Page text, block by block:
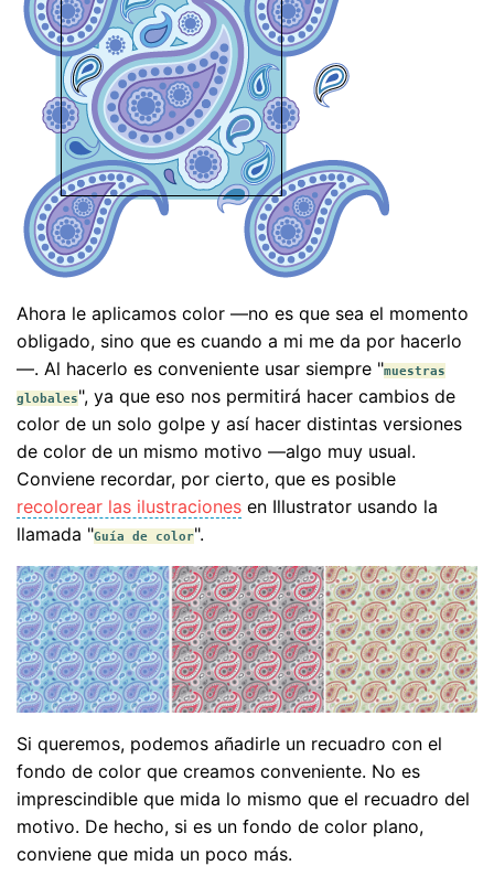
Ahora le aplicamos color —no es que sea el momento
obligado, sino que es cuando a mi me da por hacerlo
—. Al hacerlo es conveniente usar siempre "muestras
globales", ya que eso nos permitirá hacer cambios de
color de un solo golpe y así hacer distintas versiones
de color de un mismo motivo —algo muy usual.
Conviene recordar, por cierto, que es posible
recolorear las ilustraciones en Illustrator usando la
llamada "Guía de color".
Si queremos, podemos añadirle un recuadro con el
fondo de color que creamos conveniente. No es
imprescindible que mida lo mismo que el recuadro del
motivo. De hecho, si es un fondo de color plano,
conviene que mida un poco más.